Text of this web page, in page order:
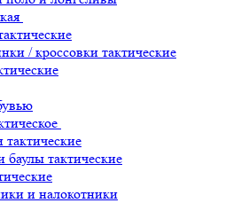
/ кроссовки тактические
баулы тактические
и налокотники